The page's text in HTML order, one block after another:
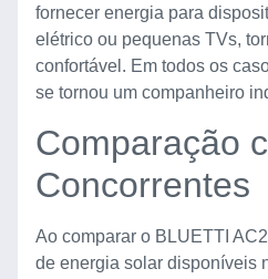
fornecer energia para
elétrico ou pequenas TVs,
confortável. Em todos os
se tornou um companheiro
Comparação
Concorrentes
Ao comparar o BLUETTI
de energia solar disponíveis